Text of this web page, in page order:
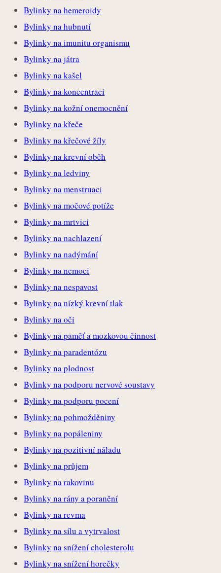
Bylinky na hemeroidy
Bylinky na hubnutí
Bylinky na imunitu organismu
Bylinky na játra
Bylinky na kašel
Bylinky na koncentraci
Bylinky na kožní onemocnění
Bylinky na křeče
Bylinky na křečové žíly
Bylinky na krevní oběh
Bylinky na ledviny
Bylinky na menstruaci
Bylinky na močové potíže
Bylinky na mrtvici
Bylinky na nachlazení
Bylinky na nadýmání
Bylinky na nemoci
Bylinky na nespavost
Bylinky na nízký krevní tlak
Bylinky na oči
Bylinky na paměť a mozkovou činnost
Bylinky na paradentózu
Bylinky na plodnost
Bylinky na podporu nervové soustavy
Bylinky na podporu pocení
Bylinky na pohmožděniny
Bylinky na popáleniny
Bylinky na pozitivní náladu
Bylinky na průjem
Bylinky na rakovinu
Bylinky na rány a poranění
Bylinky na revma
Bylinky na sílu a vytrvalost
Bylinky na snížení cholesterolu
Bylinky na snížení horečky